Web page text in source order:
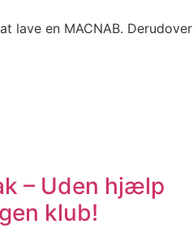
lave en MACNAB. Derudover
– Uden hjælp
klub!